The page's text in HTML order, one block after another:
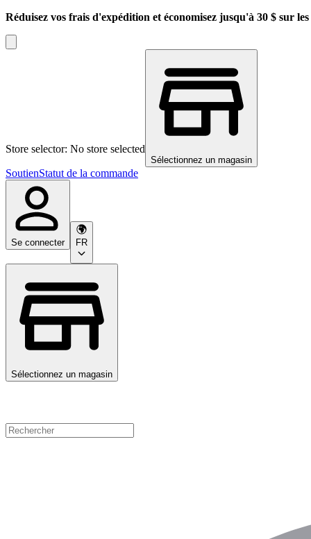
Réduisez vos frais d'expédition et économisez jusqu'à 30 $ sur
Store selector: No store selected
Sélectionnez un magasin
SoutienStatut de la commande
Se connecter FR
Sélectionnez un magasin